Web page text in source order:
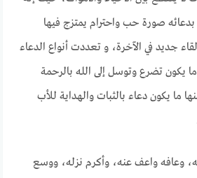
صورة حب واحترام يمتزج فيها
جديد في الآخرة، و تعددت أنواع الدعاء
يكون تضرع وتوسل إلى الله بالرحمة
ما يكون دعاء بالثبات والهداية للأب
وعافه واعف عنه، وأكرم نزله، ووسع